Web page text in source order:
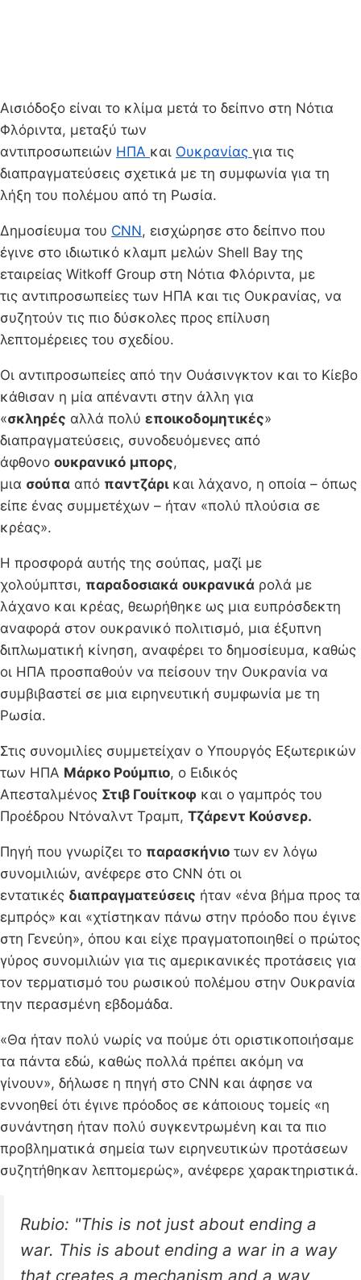
Αισιόδοξο είναι το κλίμα μετά το δείπνο στη Νότια
Φλόριντα, μεταξύ των
αντιπροσωπειών ΗΠΑ και Ουκρανίας για τις
διαπραγματεύσεις σχετικά με τη συμφωνία για τη
λήξη του πολέμου από τη Ρωσία.
Δημοσίευμα του CNN, εισχώρησε στο δείπνο που
έγινε στο ιδιωτικό κλαμπ μελών Shell Bay της
εταιρείας Witkoff Group στη Νότια Φλόριντα, με
τις αντιπροσωπείες των ΗΠΑ και τις Ουκρανίας, να
συζητούν τις πιο δύσκολες προς επίλυση
λεπτομέρειες του σχεδίου.
Οι αντιπροσωπείες από την Ουάσινγκτον και το Κίεβο
κάθισαν η μία απέναντι στην άλλη για
«σκληρές αλλά πολύ εποικοδομητικές»
διαπραγματεύσεις, συνοδευόμενες από
άφθονο ουκρανικό μπορς,
μια σούπα από παντζάρικαι λάχανο, η οποία – όπως
είπε ένας συμμετέχων – ήταν «πολύ πλούσια σε
κρέας».
Η προσφορά αυτής της σούπας, μαζί με
χολούμπτσι, παραδοσιακά ουκρανικά ρολά με
λάχανο και κρέας, θεωρήθηκε ως μια ευπρόσδεκτη
αναφορά στον ουκρανικό πολιτισμό, μια έξυπνη
διπλωματική κίνηση, αναφέρει το δημοσίευμα, καθώς
οι ΗΠΑ προσπαθούν να πείσουν την Ουκρανία να
συμβιβαστεί σε μια ειρηνευτική συμφωνία με τη
Ρωσία.
Στις συνομιλίες συμμετείχαν ο Υπουργός Εξωτερικών
των ΗΠΑ Μάρκο Ρούμπιο, ο Ειδικός
Απεσταλμένος Στιβ Γουίτκοφ και ο γαμπρός του
Προέδρου Ντόναλντ Τραμπ, Τζάρεντ Κούσνερ.
Πηγή που γνωρίζει το παρασκήνιο των εν λόγω
συνομιλιών, ανέφερε στο CNN ότι οι
εντατικές διαπραγματεύσεις ήταν «ένα βήμα προς τα
εμπρός» και «χτίστηκαν πάνω στην πρόοδο που έγινε
στη Γενεύη», όπου και είχε πραγματοποιηθεί ο πρώτος
γύρος συνομιλιών για τις αμερικανικές προτάσεις για
τον τερματισμό του ρωσικού πολέμου στην Ουκρανία
την περασμένη εβδομάδα.
«Θα ήταν πολύ νωρίς να πούμε ότι οριστικοποιήσαμε
τα πάντα εδώ, καθώς πολλά πρέπει ακόμη να
γίνουν», δήλωσε η πηγή στο CNN και άφησε να
εννοηθεί ότι έγινε πρόοδος σε κάποιους τομείς «η
συνάντηση ήταν πολύ συγκεντρωμένη και τα πιο
προβληματικά σημεία των ειρηνευτικών προτάσεων
συζητήθηκαν λεπτομερώς», ανέφερε χαρακτηριστικά.
Rubio: "This is not just about ending a
war. This is about ending a war in a way
that creates a mechanism and a way